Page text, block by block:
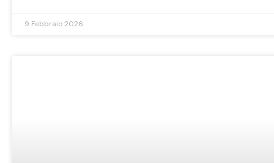
9 Febbraio 2026